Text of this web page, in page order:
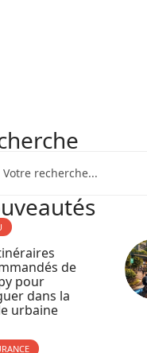
de
pour
dans la
urbaine